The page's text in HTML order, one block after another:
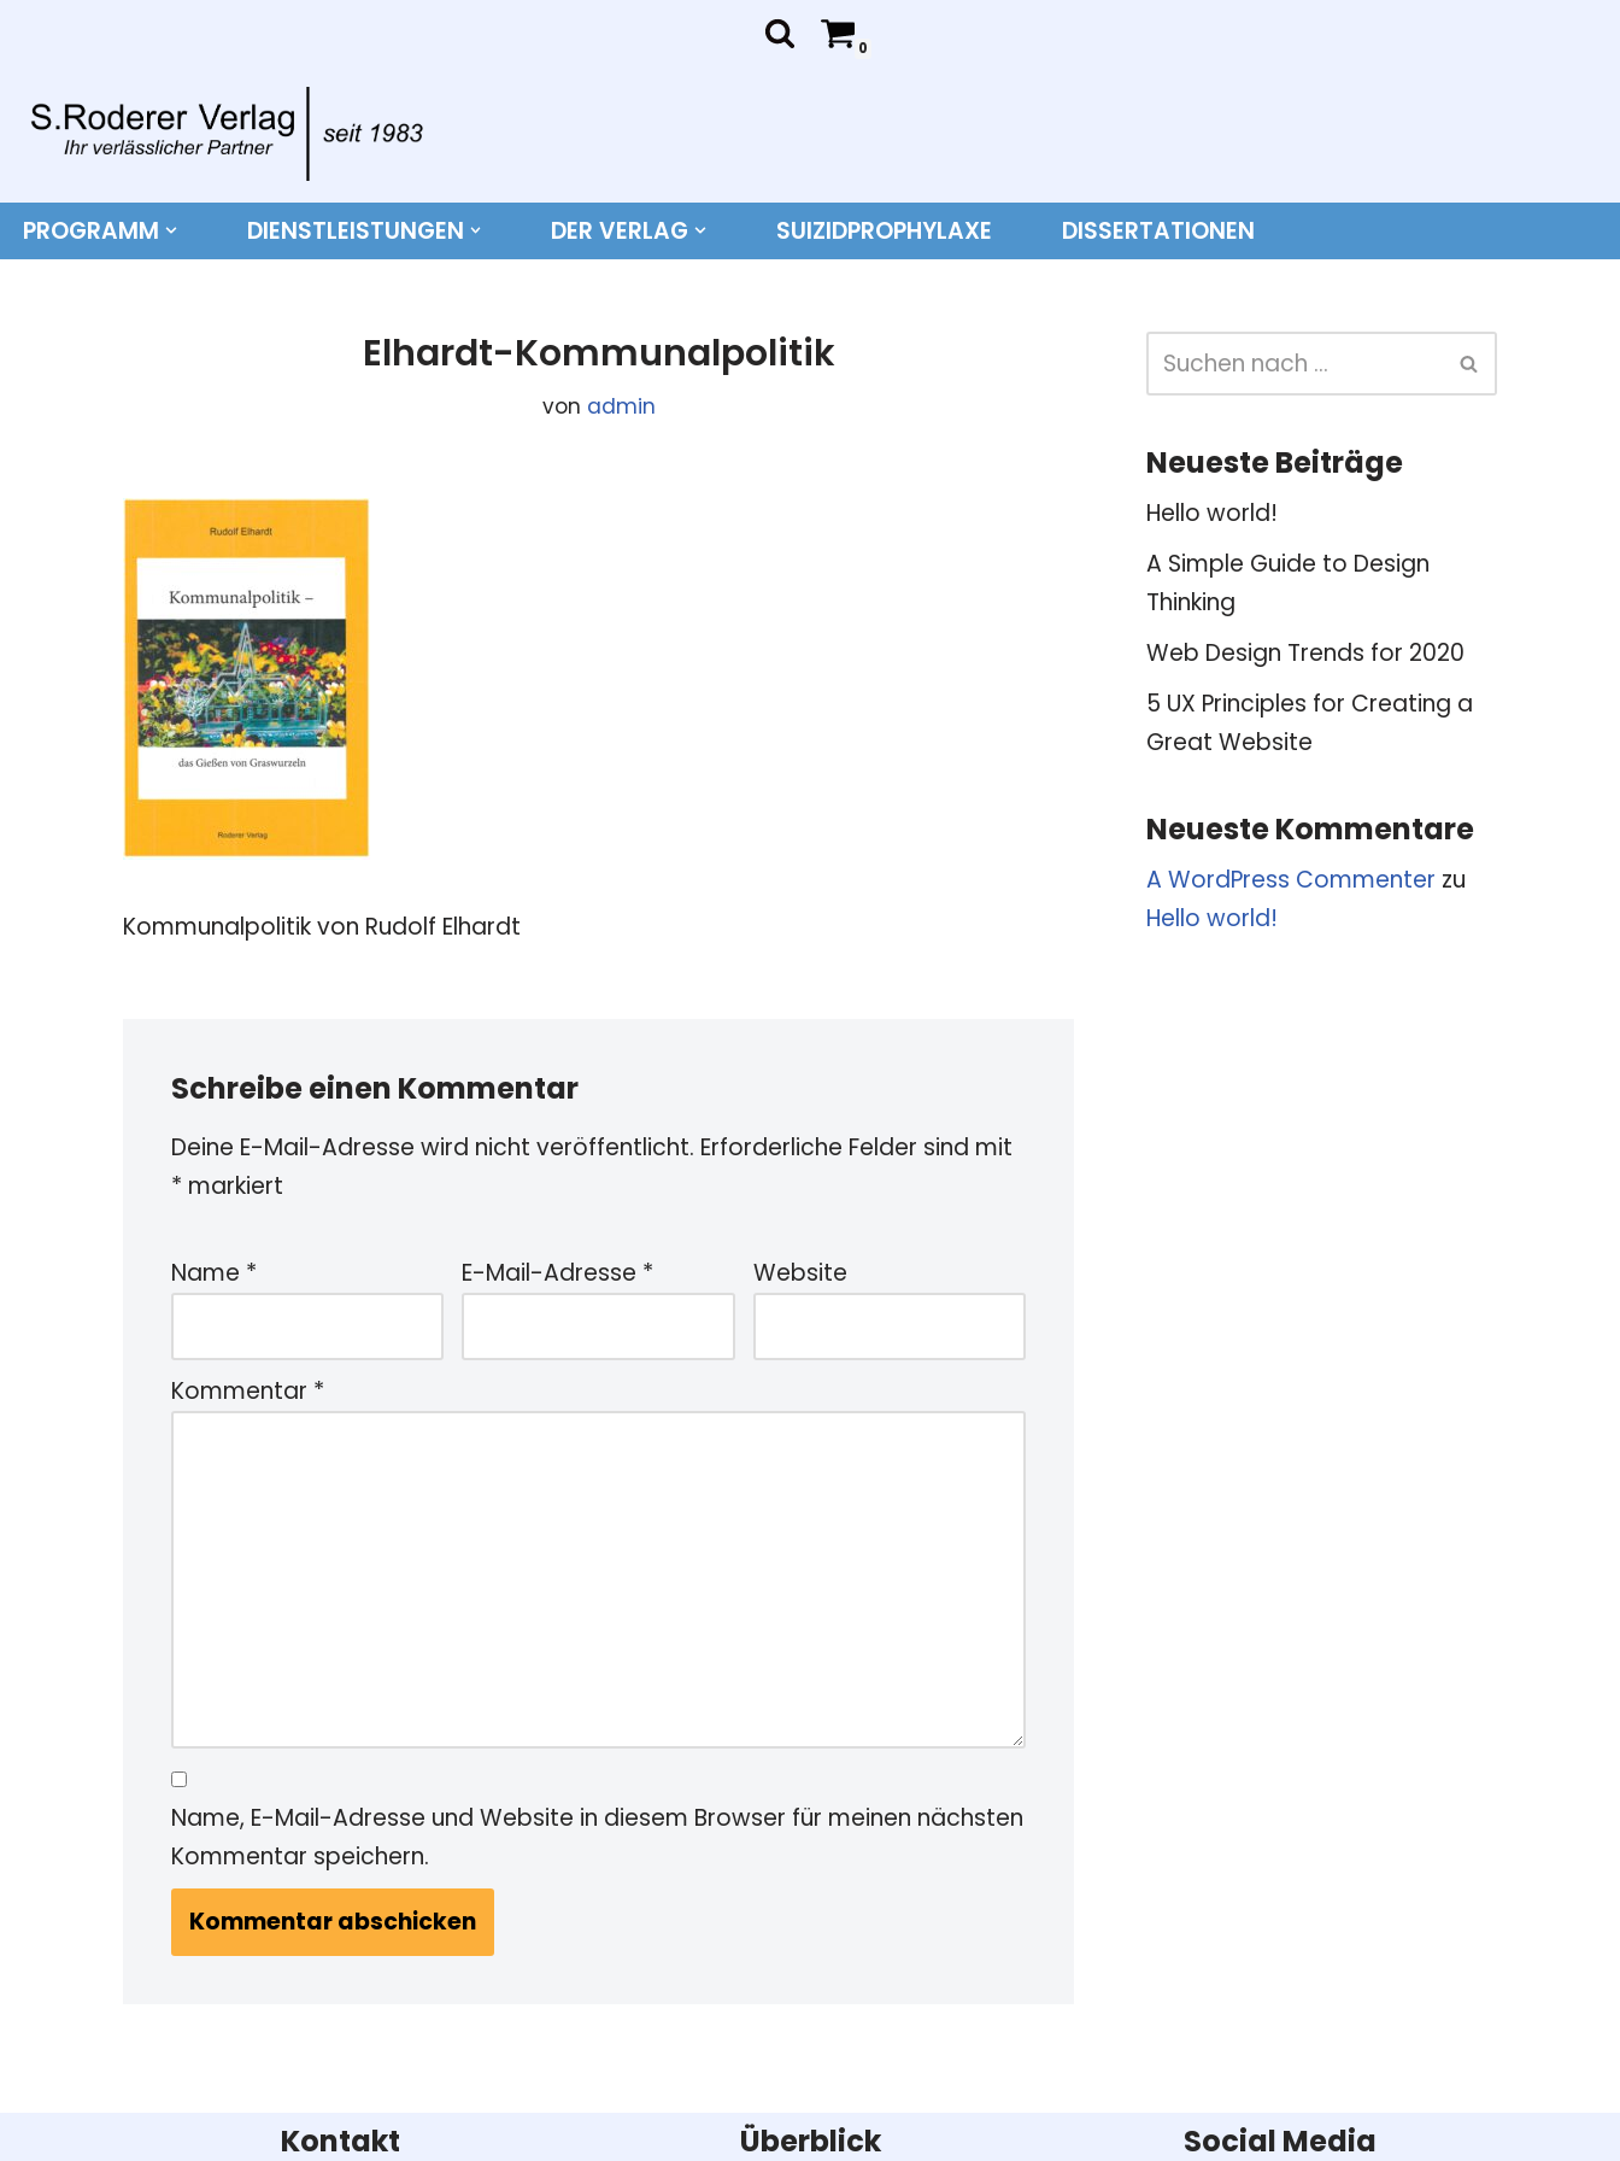
Inhalt
springen
0
PROGRAMM DIENSTLEISTUNGEN DER VERLAG SUIZIDPROPHYLAXE DISSERTATIONEN
Elhardt-Kommunalpolitik
von admin
Kommunalpolitik von Rudolf Elhardt
Schreibe einen Kommentar
Deine E-Mail-Adresse wird nicht veröffentlicht. Erforderliche Felder sind mit
* markiert
Name * E-Mail-Adresse * Website
Kommentar *
Name, E-Mail-Adresse und Website in diesem Browser für meinen nächsten
Kommentar speichern.
Neueste Beiträge
Hello world!
A Simple Guide to Design
Thinking
Web Design Trends for 2020
5 UX Principles for Creating a
Great Website
Neueste Kommentare
A WordPress Commenter zu
Hello world!
Kontakt Überblick Social Media